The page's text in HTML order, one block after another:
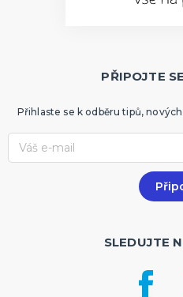
PŘIPOJTE
Přihlaste se k odběru tipů,
SLEDUJTE